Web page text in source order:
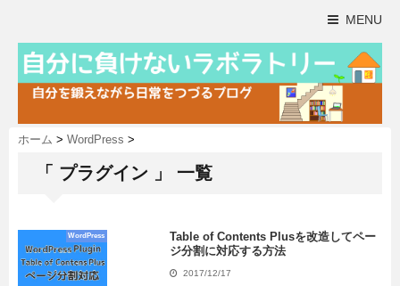
MENU
ホーム > WordPress >
「 プラグイン 」 一覧
WordPress
Table of Contents Plusを改造してペー
ジ分割に対応する方法
2017/12/17